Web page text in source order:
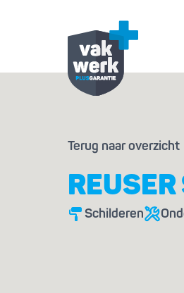
Terug naar overzicht
Schilderen